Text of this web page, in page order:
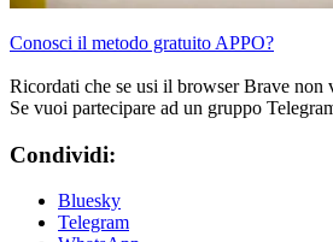
Conosci il metodo gratuito APPO?
Ricordati che se usi il browser Brave non
Se vuoi partecipare ad un gruppo
Condividi:
Bluesky
Telegram